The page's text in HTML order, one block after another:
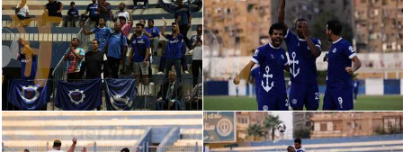
الدوري الإسباني
الدوري الإيطالي
الدوري الألماني
الدوري الفرنسي